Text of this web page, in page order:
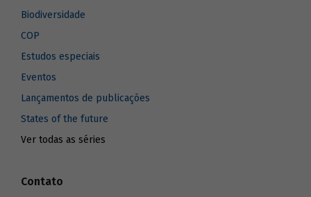
Biodiversidade
COP
Estudos especiais
Eventos
Lançamentos de publicações
States of the future
Ver todas as séries
Contato